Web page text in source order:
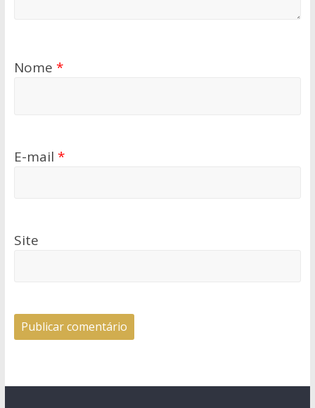
Nome *
E-mail *
Site